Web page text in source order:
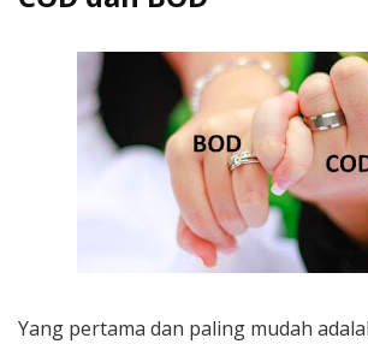
Yang pertama dan paling mudah